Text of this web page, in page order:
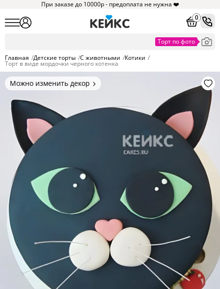
При заказе до 10000р - предоплата не нужна ❤️
0
Главная /Детские торты /С животными /Котики /
Торт в виде мордочки черного котенка
Можно изменить декор
Цвет покрытия, надписи,
элементы и фигурки.